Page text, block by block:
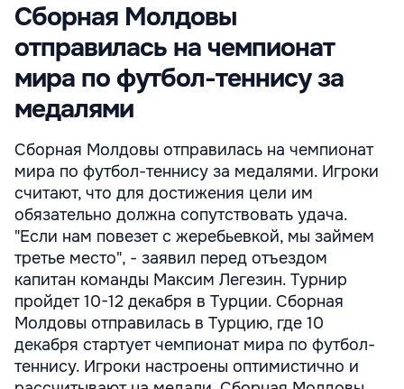
Сборная Молдовы
отправилась на чемпионат
мира по футбол-теннису за
медалями
Сборная Молдовы отправилась на чемпионат
мира по футбол-теннису за медалями. Игроки
считают, что для достижения цели им
обязательно должна сопутствовать удача.
"Если нам повезет с жеребьевкой, мы займем
третье место", - заявил перед отъездом
капитан команды Максим Легезин. Турнир
пройдет 10-12 декабря в Турции. Сборная
Молдовы отправилась в Турцию, где 10
декабря стартует чемпионат мира по футбол-
теннису. Игроки настроены оптимистично и